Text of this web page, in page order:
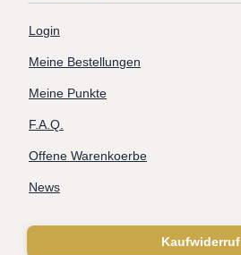
Login
Meine Bestellungen
Meine Punkte
F.A.Q.
Offene Warenkoerbe
News
Kaufwiderruf